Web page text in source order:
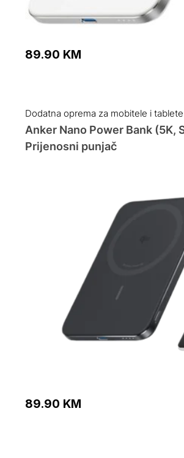
89.90 KM
Dodatna oprema za mobitele i tablete
Anker Nano Power Bank (5K,
Prijenosni punjač
89.90 KM